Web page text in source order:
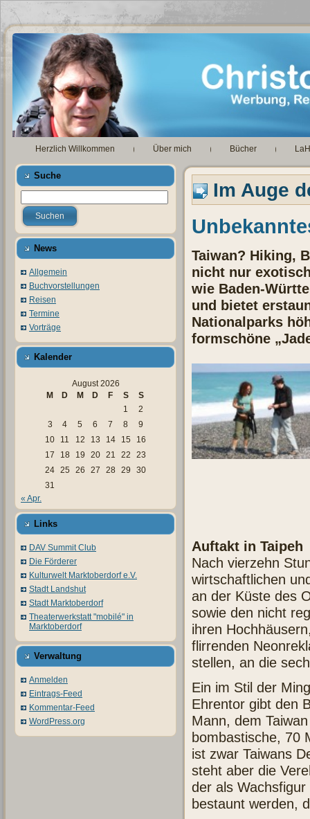
Herzlich Willkommen Über mich Bücher
Suche
News
Allgemein
Buchvorstellungen
Reisen
Termine
Vorträge
Kalender
August 2026
M
D M D F S
S
1
2
3
4 5 6 7 8
9
10
11 12 13 14 15
16
17
18 19 20 21 22
23
24 25 26 27 28 29
30
31
« Apr.
Links
DAV Summit Club
Die Förderer
Kulturwelt Marktoberdorf e.V.
Stadt Landshut
Stadt Marktoberdorf
Theaterwerkstatt "mobilé" in
Marktoberdorf
Verwaltung
Anmelden
Eintrags-Feed
Kommentar-Feed
WordPress.org
Im Auge
Taiwan? Hiking,
nicht nur
wie Baden-
und bietet
Nationalparks
formschöne
Auftakt in Taipeh
Nach vierzehn
wirtschaftlichen
an der Küste des
sowie den nicht
ihren
flirrenden
stellen, an die
Ein im Stil der
Ehrentor gibt den
Mann, dem
bombastische, 70
ist zwar Taiwans
steht aber die
der als
bestaunt werden,